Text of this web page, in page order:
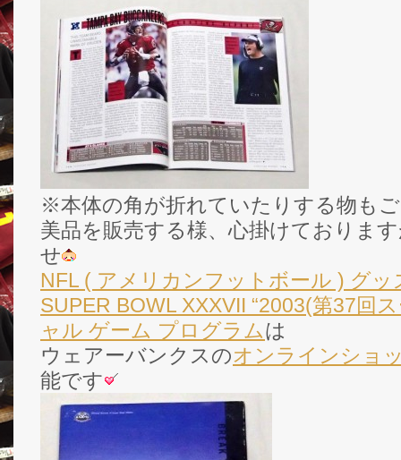
※本体の角が折れていたりする物も
美品を販売する様、心掛けておりま
せ
NFL ( アメリカンフットボール ) グッ
SUPER BOWL XXXVII “2003(第37回
ャル ゲーム プログラムは
ウェアーバンクスのオンラインショ
能です